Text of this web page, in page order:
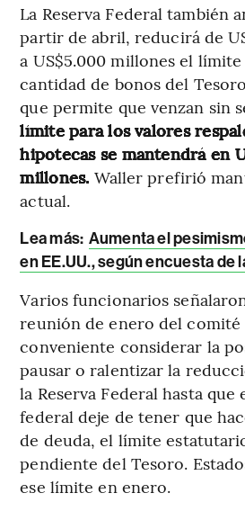
La Reserva Federal también
partir de abril, reducirá de
a US$5.000 millones el
cantidad de bonos del
que permite que venzan sin
límite para los valores
hipotecas se mantendrá en
millones. Waller prefirió
actual.
Lea más: Aumenta el
en EE.UU., según encuesta de
Varios funcionarios
reunión de enero del comité
conveniente considerar la
pausar o ralentizar la
la Reserva Federal hasta que
federal deje de tener que
de deuda, el límite
pendiente del Tesoro.
ese límite en enero.